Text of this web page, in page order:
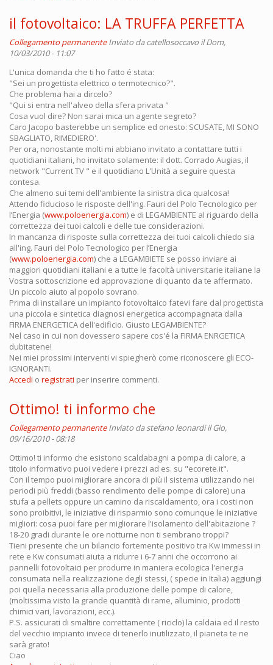
il fotovoltaico: LA TRUFFA PERFETTA
Collegamento permanente Inviato dacatellosoccavo il Dom,
10/03/2010 - 11:07
L'unica domanda che ti ho fatto é stata:
"Sei un progettista elettrico o termotecnico?".
Che problema hai a dircelo?
"Qui si entra nell'alveo della sfera privata "
Cosa vuol dire? Non sarai mica un agente segreto?
Caro Jacopo basterebbe un semplice ed onesto: SCUSATE, MI SONO
SBAGLIATO, RIMEDIERO'.
Per ora, nonostante molti mi abbiano invitato a contattare tutti i
quotidiani italiani, ho invitato solamente: il dott. Corrado Augias, il
network "Current TV " e il quotidiano L'Unità a seguire questa
contesa.
Che almeno sui temi dell'ambiente la sinistra dica qualcosa!
Attendo fiducioso le risposte dell'ing. Fauri del Polo Tecnologico per
l’Energia (www.poloenergia.com) e di LEGAMBIENTE al riguardo della
correttezza dei tuoi calcoli e delle tue considerazioni.
In mancanza di risposte sulla correttezza dei tuoi calcoli chiedo sia
all'ing. Fauri del Polo Tecnologico per l’Energia
(www.poloenergia.com) che a LEGAMBIETE se posso inviare ai
maggiori quotidiani italiani e a tutte le facoltà universitarie italiane la
Vostra sottoscrizione ed approvazione di quanto da te affermato.
Un piccolo aiuto al popolo sovrano.
Prima di installare un impianto fotovoltaico fatevi fare dal progettista
una piccola e sintetica diagnosi energetica accompagnata dalla
FIRMA ENERGETICA dell'edificio. Giusto LEGAMBIENTE?
Nel caso in cui non dovessero sapere cos'é la FIRMA ENRGETICA
dubitatene!
Nei miei prossimi interventi vi spiegherò come riconoscere gli ECO-
IGNORANTI.
Accedi o registrati per inserire commenti.
Ottimo! ti informo che
Collegamento permanente Inviato da stefano leonardiil Gio,
09/16/2010 - 08:18
Ottimo! ti informo che esistono scaldabagni a pompa di calore, a
titolo informativo puoi vedere i prezzi ad es. su "ecorete.it".
Con il tempo puoi migliorare ancora di più il sistema utilizzando nei
periodi più freddi (basso rendimento delle pompe di calore) una
stufa a pellets oppure un camino da riscaldamento, ora i costi non
sono proibitivi, le iniziative di risparmio sono comunque le iniziative
migliori: cosa puoi fare per migliorare l'isolamento dell'abitazione ?
18-20 gradi durante le ore notturne non ti sembrano troppi?
Tieni presente che un bilancio fortemente positivo tra Kw immessi in
rete e Kw consumati aiuta a ridurre i 6-7 anni che occorrono ai
pannelli fotovoltaici per produrre in maniera ecologica l'energia
consumata nella realizzazione degli stessi, ( specie in Italia) aggiungi
poi quella necessaria alla produzione delle pompe di calore,
(moltissima visto la grande quantità di rame, alluminio, prodotti
chimici vari, lavorazioni, ecc.).
P.S. assicurati di smaltire correttamente ( riciclo) la caldaia ed il resto
del vecchio impianto invece di tenerlo inutilizzato, il pianeta te ne
sarà grato!
Ciao